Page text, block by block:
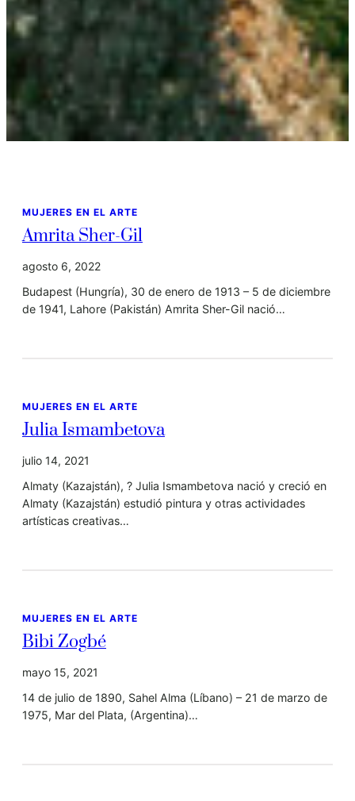
MUJERES EN EL ARTE
Amrita Sher-Gil
agosto 6, 2022
Budapest (Hungría), 30 de enero de 1913 – 5 de diciembre
de 1941, Lahore (Pakistán) Amrita Sher-Gil nació…
MUJERES EN EL ARTE
Julia Ismambetova
julio 14, 2021
Almaty (Kazajstán), ? Julia Ismambetova nació y creció en
Almaty (Kazajstán) estudió pintura y otras actividades
artísticas creativas…
MUJERES EN EL ARTE
Bibi Zogbé
mayo 15, 2021
14 de julio de 1890, Sahel Alma (Líbano) – 21 de marzo de
1975, Mar del Plata, (Argentina)…